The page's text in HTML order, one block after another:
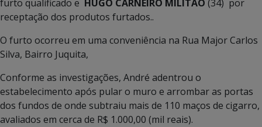
furto qualificado e HUGO CARNEIRO MILITÃO (34) por
receptação dos produtos furtados..
O furto ocorreu em uma conveniência na Rua Major Carlos
Silva, Bairro Juquita,
Conforme as investigações, André adentrou o
estabelecimento após pular o muro e arrombar as portas
dos fundos de onde subtraiu mais de 110 maços de cigarro,
avaliados em cerca de R$ 1.000,00 (mil reais).